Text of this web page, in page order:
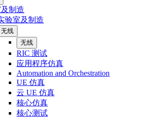
制造
验室及制造
无线
无线
RIC 测试
应用程序仿真
Automation and Orchestration
UE 仿真
云 UE 仿真
核心仿真
核心测试